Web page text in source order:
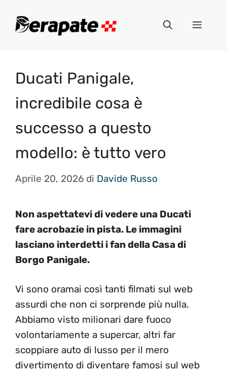
Menu
Ducati Panigale,
incredibile cosa è
successo a questo
modello: è tutto vero
Aprile 20, 2026 di Davide Russo
Non aspettatevi di vedere una Ducati
fare acrobazie in pista. Le immagini
lasciano interdetti i fan della Casa di
Borgo Panigale.
Vi sono oramai così tanti filmati sul web
assurdi che non ci sorprende più nulla.
Abbiamo visto milionari dare fuoco
volontariamente a supercar, altri far
scoppiare auto di lusso per il mero
divertimento di diventare famosi sul web